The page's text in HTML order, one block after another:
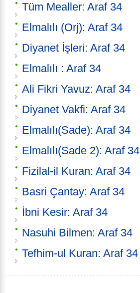
Tüm Mealler: Araf 34
Elmalılı (Orj): Araf 34
Diyanet İşleri: Araf 34
Elmalılı : Araf 34
Ali Fikri Yavuz: Araf 34
Diyanet Vakfi: Araf 34
Elmalılı(Sade): Araf 34
Elmalılı(Sade 2): Araf 34
Fizilal-il Kuran: Araf 34
Basri Çantay: Araf 34
İbni Kesir: Araf 34
Nasuhi Bilmen: Araf 34
Tefhim-ul Kuran: Araf 34